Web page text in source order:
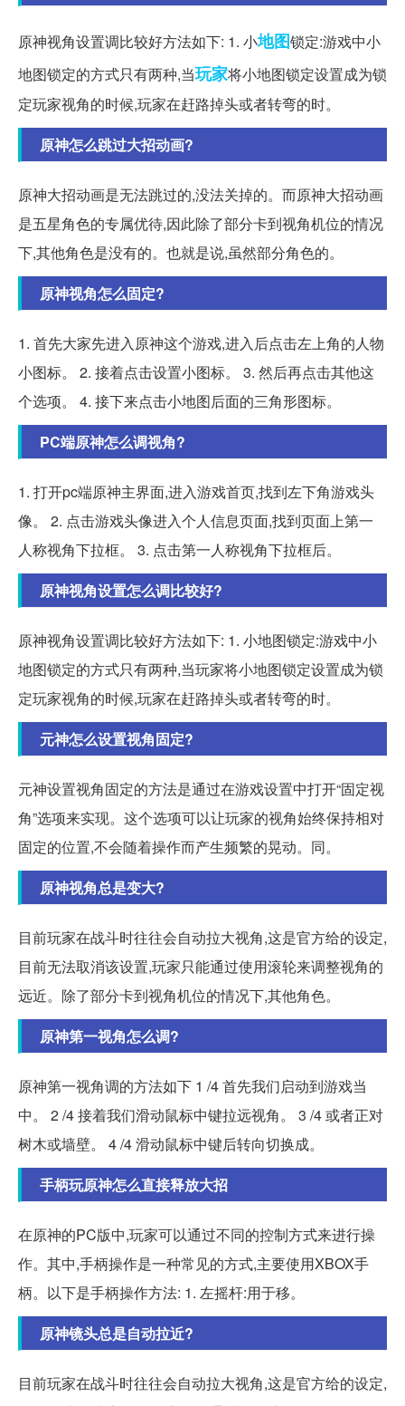
原神视角设置调比较好方法如下: 1. 小地图锁定:游戏中小
地图锁定的方式只有两种,当玩家将小地图锁定设置成为锁
定玩家视角的时候,玩家在赶路掉头或者转弯的时。
原神怎么跳过大招动画?
原神大招动画是无法跳过的,没法关掉的。而原神大招动画
是五星角色的专属优待,因此除了部分卡到视角机位的情况
下,其他角色是没有的。也就是说,虽然部分角色的。
原神视角怎么固定?
1. 首先大家先进入原神这个游戏,进入后点击左上角的人物
小图标。 2. 接着点击设置小图标。 3. 然后再点击其他这
个选项。 4. 接下来点击小地图后面的三角形图标。
PC端原神怎么调视角?
1. 打开pc端原神主界面,进入游戏首页,找到左下角游戏头
像。 2. 点击游戏头像进入个人信息页面,找到页面上第一
人称视角下拉框。 3. 点击第一人称视角下拉框后。
原神视角设置怎么调比较好?
原神视角设置调比较好方法如下: 1. 小地图锁定:游戏中小
地图锁定的方式只有两种,当玩家将小地图锁定设置成为锁
定玩家视角的时候,玩家在赶路掉头或者转弯的时。
元神怎么设置视角固定?
元神设置视角固定的方法是通过在游戏设置中打开“固定视
角”选项来实现。这个选项可以让玩家的视角始终保持相对
固定的位置,不会随着操作而产生频繁的晃动。同。
原神视角总是变大?
目前玩家在战斗时往往会自动拉大视角,这是官方给的设定,
目前无法取消该设置,玩家只能通过使用滚轮来调整视角的
远近。除了部分卡到视角机位的情况下,其他角色。
原神第一视角怎么调?
原神第一视角调的方法如下 1 /4 首先我们启动到游戏当
中。 2 /4 接着我们滑动鼠标中键拉远视角。 3 /4 或者正对
树木或墙壁。 4 /4 滑动鼠标中键后转向切换成。
手柄玩原神怎么直接释放大招
在原神的PC版中,玩家可以通过不同的控制方式来进行操
作。其中,手柄操作是一种常见的方式,主要使用XBOX手
柄。以下是手柄操作方法: 1. 左摇杆:用于移。
原神镜头总是自动拉近?
目前玩家在战斗时往往会自动拉大视角,这是官方给的设定,